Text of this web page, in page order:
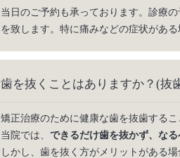
当日のご予約も承っております。診療
を致します。特に痛みなどの症状があ
歯を抜くことはありますか？(抜
矯正治療のために健康な歯を抜歯する
当院では、 できるだけ歯を抜かず、な
しかし、歯を抜く方がメリットがある